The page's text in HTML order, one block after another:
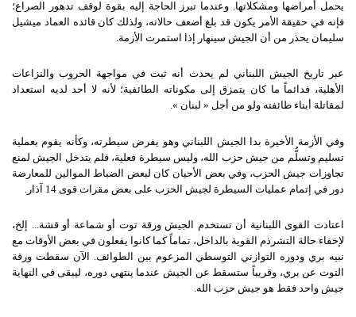
يحمل أمراضها ومشكلاتها. وعندما تبرز الحاجة إليه بقوة لوقف تدهور الصراع؛
فإنه في حقيقة الأمر يكون قد بلغ أضعف حالاته، ولذلك كان قائده العماد ميشيل
سليمان يحذر من أن الجيش سينهار إذا استمرت الأزمة.
عبر تاريخ الجيش اللبناني لم يحدث أنه ثبت في مواجهة الحروب والنزاعات
الأهلية، فدائماً ما كان يتمزق إلى مكوناته الطائفية؛ لأنه لا أحد لديه استعداد
لمقاتلة أبناء طائفته ولو من أجل « لبنان ».
وفي الأزمة الأخيرة بدا الجيش اللبناني وهو يفرض سيطرته، وكأنه يقوم بعملية
تسليم وتسلُّم من جيش حزب الله، وليس سيطرة فعلية، فلم يتدخل الجيش لمنع
تجاوزات جيش الحزب، وفي بعض الأحيان كان لبعض الضباط الموالين للمعارضة
دور في إتمام عمليات السيطرة لجيش الحزب على بعض مقرات قوى 14 آذار.
اعتادت القوى اللبنانية أن تستخدم الجيش ورقة توت أو شماعة أو قشة... إلخ،
لإخفاء حالة التشرذم القوية بالداخل، تماماً كما كانوا يفعلون في بعض الأوقات مع
نبيه بري ودوره التوازني التوسطي المزعوم بين الطوائف. الآن سقطت ورقة
التوت عن بري، وقريباً ستسقط عن الجيش عندما ينتهي دوره، ليبقى في النهاية
جيش واحد فقط هو جيش حزب الله.